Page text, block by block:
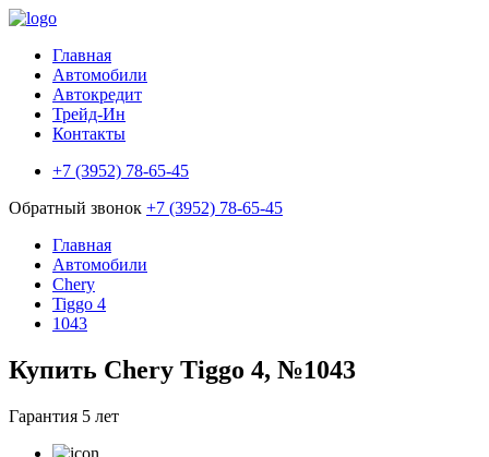
Главная
Автомобили
Автокредит
Трейд-Ин
Контакты
+7 (3952) 78-65-45
Обратный звонок +7 (3952) 78-65-45
Главная
Автомобили
Chery
Tiggo 4
1043
Купить Chery Tiggo 4, №1043
Гарантия 5 лет